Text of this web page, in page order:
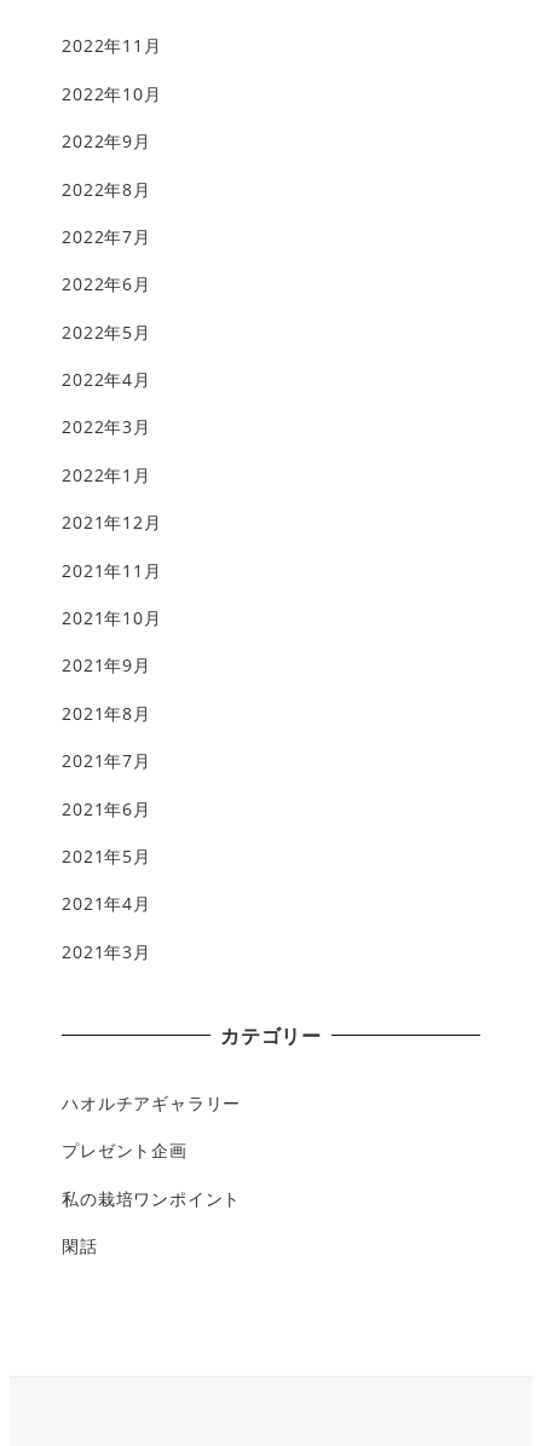
2022年11月
2022年10月
2022年9月
2022年8月
2022年7月
2022年6月
2022年5月
2022年4月
2022年3月
2022年1月
2021年12月
2021年11月
2021年10月
2021年9月
2021年8月
2021年7月
2021年6月
2021年5月
2021年4月
2021年3月
カテゴリー
ハオルチアギャラリー
プレゼント企画
私の栽培ワンポイント
閑話